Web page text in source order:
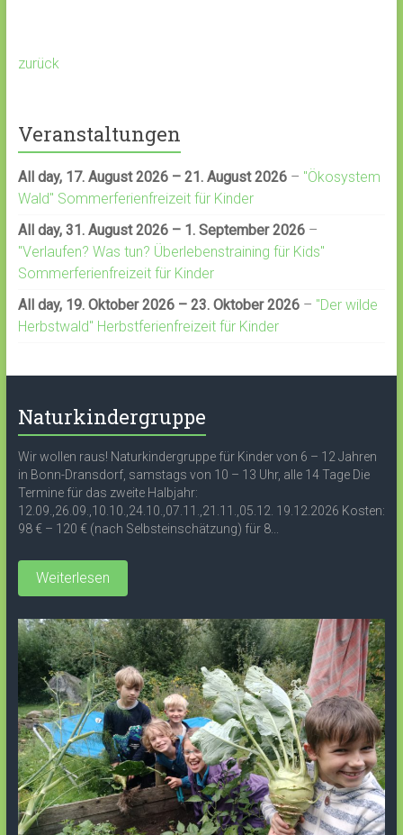
zurück
Veranstaltungen
All day, 17. August 2026 – 21. August 2026– "Ökosystem
Wald" Sommerferienfreizeit für Kinder
All day, 31. August 2026 – 1. September 2026–
"Verlaufen? Was tun? Überlebenstraining für Kids"
Sommerferienfreizeit für Kinder
All day, 19. Oktober 2026 – 23. Oktober 2026– "Der wilde
Herbstwald" Herbstferienfreizeit für Kinder
Naturkindergruppe
Wir wollen raus! Naturkindergruppe für Kinder von 6 – 12 Jahren
in Bonn-Dransdorf, samstags von 10 – 13 Uhr, alle 14 Tage Die
Termine für das zweite Halbjahr:
12.09.,26.09.,10.10.,24.10.,07.11.,21.11.,05.12. 19.12.2026 Kosten:
98 € – 120 € (nach Selbsteinschätzung) für 8...
Weiterlesen